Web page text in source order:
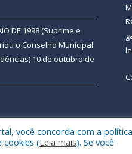
DE 1998 (Suprime e
o Conselho Municipal
10 de outubro de
Mapa do Site
você concorda com a
cookies (Leia mais). Se você